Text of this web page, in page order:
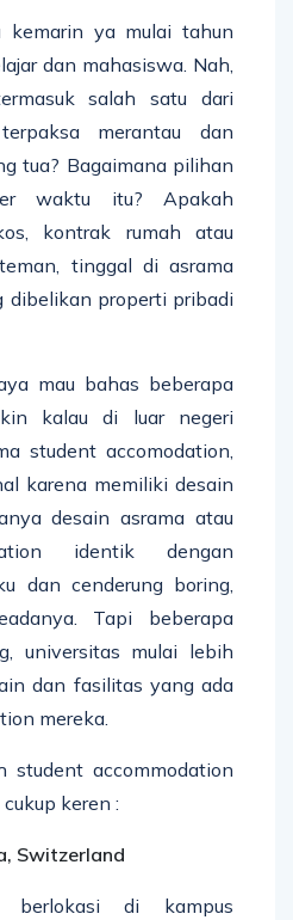
kemarin ya mulai tahun
dan mahasiswa. Nah,
salah satu dari
merantau dan
tua? Bagaimana pilihan
waktu itu? Apakah
kontrak rumah atau
tinggal di asrama
dibelikan properti pribadi
mau bahas beberapa
kalau di luar negeri
student accomodation,
karena memiliki desain
desain asrama atau
identik dengan
dan cenderung boring,
Tapi beberapa
universitas mulai lebih
dan fasilitas yang ada
mereka.
student accommodation
keren :
Switzerland
berlokasi di kampus